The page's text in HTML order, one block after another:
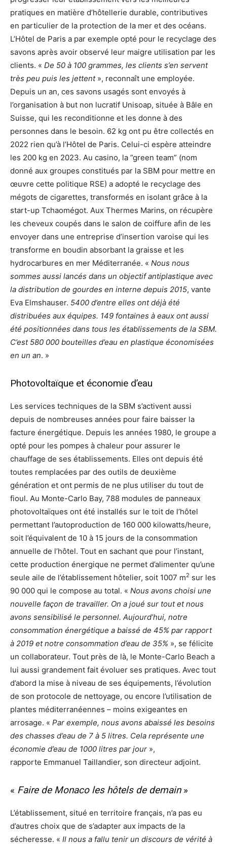
pratiques en matière d’hôtellerie durable, contributives
en particulier de la protection de la mer et des océans.
L’Hôtel de Paris a par exemple opté pour le recyclage des
savons après avoir observé leur maigre utilisation par les
clients. « De 50 à 100 grammes, les clients s’en servent
très peu puis les jettent», reconnaît une employée.
Depuis un an, ces savons usagés sont envoyés à
l’organisation à but non lucratif Unisoap, située à Bâle en
Suisse, qui les reconditionne et les donne à des
personnes dans le besoin. 62 kg ont pu être collectés en
2022 rien qu’à l’Hôtel de Paris. Celui-ci espère atteindre
les 200 kg en 2023. Au casino, la ”green team” (nom
donné aux groupes constitués par la SBM pour mettre en
œuvre cette politique RSE) a adopté le recyclage des
mégots de cigarettes, transformés en isolant grâce à la
start-up Tchaomégot. Aux Thermes Marins, on récupère
les cheveux coupés dans le salon de coiffure afin de les
envoyer dans une entreprise d’insertion varoise qui les
transforme en boudin absorbant la graisse et les
hydrocarbures en mer Méditerranée. « Nous nous
sommes aussi lancés dans un objectif antiplastique avec
la distribution de gourdes en interne depuis 2015, vante
Eva Elmshauser. 5400 d’entre elles ont déjà été
distribuées aux équipes. 149 fontaines à eaux ont aussi
été positionnées dans tous les établissements de la SBM.
C’est 580 000 bouteilles d’eau en plastique économisées
en un an. »
Photovoltaïque et économie d’eau
Les services techniques de la SBM s’activent aussi
depuis de nombreuses années pour faire baisser la
facture énergétique. Depuis les années 1980, le groupe a
opté pour les pompes à chaleur pour assurer le
chauffage de ses établissements. Elles ont depuis été
toutes remplacées par des outils de deuxième
génération et ont permis de ne plus utiliser du tout de
fioul. Au Monte-Carlo Bay, 788 modules de panneaux
photovoltaïques ont été installés sur le toit de l’hôtel
permettant l’autoproduction de 160 000 kilowatts/heure,
soit l’équivalent de 10 à 15 jours de la consommation
annuelle de l’hôtel. Tout en sachant que pour l’instant,
cette production énergique ne permet d’alimenter qu’une
seule aile de l’établissement hôtelier, soit 1007 m2 sur les
90 000 qui le compose au total. « Nous avons choisi une
nouvelle façon de travailler. On a joué sur tout et nous
avons sensibilisé le personnel. Aujourd’hui, notre
consommation énergétique a baissé de 45% par rapport
à 2019 et notre consommation d’eau de 35% », se félicite
un collaborateur. Tout près de là, le Monte-Carlo Beach a
lui aussi grandement fait évoluer ses pratiques. Avec tout
d’abord la mise à niveau de ses équipements, l’évolution
de son protocole de nettoyage, ou encore l’utilisation de
plantes méditerranéennes – moins exigeantes en
arrosage. « Par exemple, nous avons abaissé les besoins
des chasses d’eau de 7 à 5 litres. Cela représente une
économie d’eau de 1000 litres par jour »,
rapporte Emmanuel Taillandier, son directeur adjoint.
« Faire de Monaco les hôtels de demain»
L’établissement, situé en territoire français, n’a pas eu
d’autres choix que de s’adapter aux impacts de la
sécheresse. « Il nous a fallu tenir un discours de vérité à